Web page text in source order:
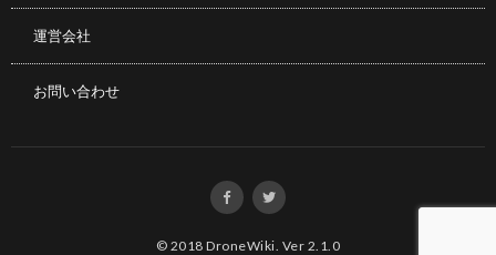
運営会社
お問い合わせ
© 2018DroneWiki. Ver 2.1.0